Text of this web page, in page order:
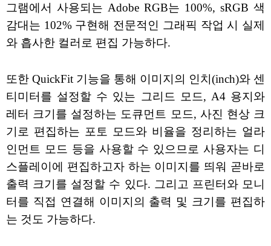
그램에서 사용되는 Adobe RGB는 100%, sRGB 색
감대는 102% 구현해 전문적인 그래픽 작업 시 실제
와 흡사한 컬러로 편집 가능하다.
또한 QuickFit 기능을 통해 이미지의 인치(inch)와 센
티미터를 설정할 수 있는 그리드 모드, A4 용지와
레터 크기를 설정하는 도큐먼트 모드, 사진 현상 크
기로 편집하는 포토 모드와 비율을 정리하는 얼라
인먼트 모드 등을 사용할 수 있으므로 사용자는 디
스플레이에 편집하고자 하는 이미지를 띄워 곧바로
출력 크기를 설정할 수 있다. 그리고 프린터와 모니
터를 직접 연결해 이미지의 출력 및 크기를 편집하
는 것도 가능하다.